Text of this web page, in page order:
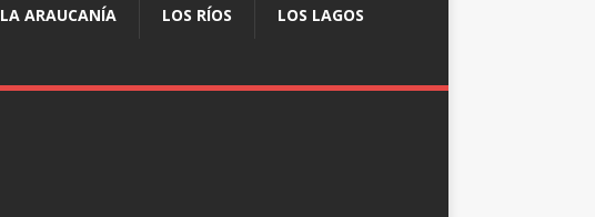
LA ARAUCANÍA LOS RÍOS LOS LAGOS